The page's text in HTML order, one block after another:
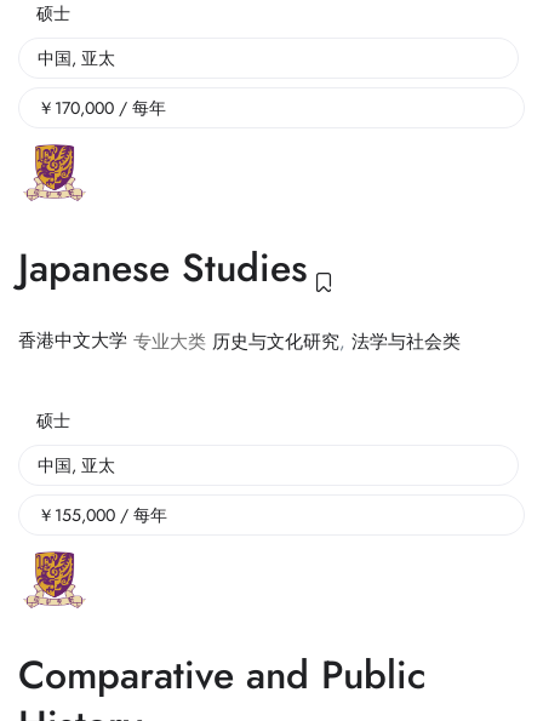
硕士
中国, 亚太
￥ 170,000 / 每年
Japanese Studies
香港中文大学 专业大类 历史与文化研究, 法学与社会类
硕士
中国, 亚太
￥ 155,000 / 每年
Comparative and Public